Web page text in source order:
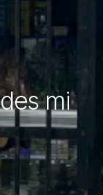
mi